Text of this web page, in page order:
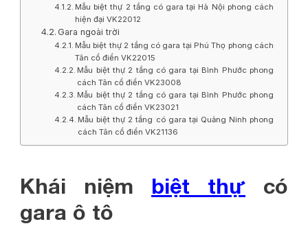
Mẫu biệt thự 2 tầng có gara tại Hà Nội phong cách
hiện đại VK22012
Gara ngoài trời
Mẫu biệt thự 2 tầng có gara tại Phú Thọ phong cách
Tân cổ điển VK22015
Mẫu biệt thự 2 tầng có gara tại Bình Phước phong
cách Tân cổ điển VK23008
Mẫu biệt thự 2 tầng có gara tại Bình Phước phong
cách Tân cổ điển VK23021
Mẫu biệt thự 2 tầng có gara tại Quảng Ninh phong
cách Tân cổ điển VK21136
Khái niệm biệt thự có
gara ô tô